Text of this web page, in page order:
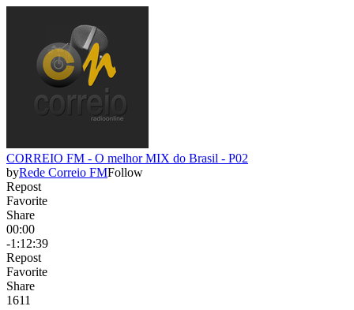
CORREIO FM - O melhor MIX do Brasil - P02
byRede Correio FMFollow
Repost
Favorite
Share
00:00
-1:12:39
Repost
Favorite
Share
1611